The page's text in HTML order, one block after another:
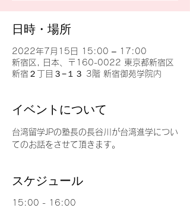
日時・場所
2022年7月15日 15:00 – 17:00
新宿区, 日本、〒160-0022 東京都新宿区
新宿２丁目３−１３ 3階 新宿御苑学院内
イベントについて
台湾留学JPの塾長の長谷川が台湾進学につい
てのお話をさせて頂きます。
スケジュール
15:00 - 16:00